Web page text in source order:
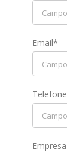
Email*
Telefone
Empresa